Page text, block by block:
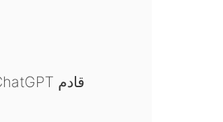
الذكاء الاصطناعي ChatGPT قادم